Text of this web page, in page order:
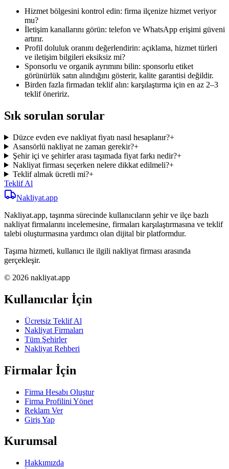
Hizmet bölgesini kontrol edin: firma ilçenize hizmet veriyor
mu?
İletişim kanallarını görün: telefon ve WhatsApp erişimi güveni
artırır.
Profil doluluk oranını değerlendirin: açıklama, hizmet türleri
ve iletişim bilgileri eksiksiz mi?
Sponsorlu ve organik ayrımını bilin: sponsorlu etiket
görünürlük satın alındığını gösterir, kalite garantisi değildir.
Birden fazla firmadan teklif alın: karşılaştırma için en az 2–3
teklif öneririz.
Sık sorulan sorular
Düzce evden eve nakliyat fiyatı nasıl hesaplanır?+
Asansörlü nakliyat ne zaman gerekir?+
Şehir içi ve şehirler arası taşımada fiyat farkı nedir?+
Nakliyat firması seçerken nelere dikkat edilmeli?+
Teklif almak ücretli mi?+
Teklif Al
Nakliyat.app
Nakliyat.app, taşınma sürecinde kullanıcıların şehir ve ilçe bazlı
nakliyat firmalarını incelemesine, firmaları karşılaştırmasına ve teklif
talebi oluşturmasına yardımcı olan dijital bir platformdur.
Taşıma hizmeti, kullanıcı ile ilgili nakliyat firması arasında
gerçekleşir.
© 2026 nakliyat.app
Kullanıcılar İçin
Ücretsiz Teklif Al
Nakliyat Firmaları
Tüm Şehirler
Nakliyat Rehberi
Firmalar İçin
Firma Hesabı Oluştur
Firma Profilini Yönet
Reklam Ver
Giriş Yap
Kurumsal
Hakkımızda